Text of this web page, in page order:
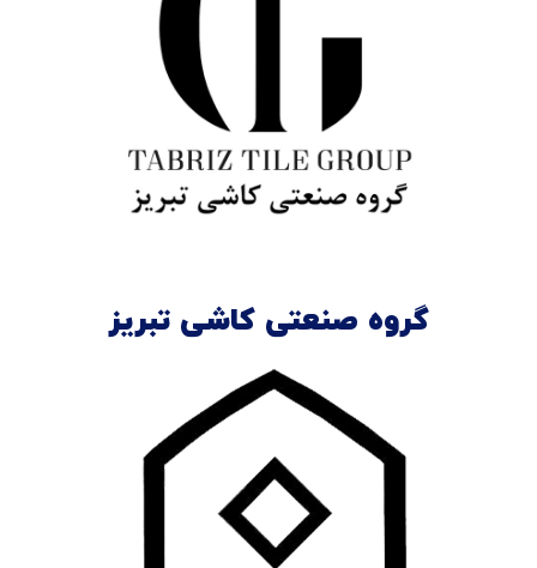
گروه صنعتی کاشی تبریز